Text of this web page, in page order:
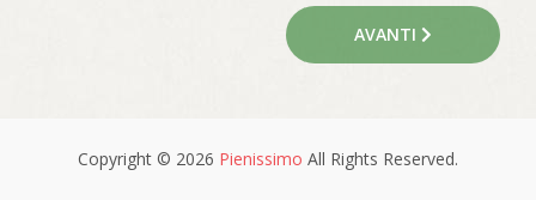
AVANTI
Copyright © 2026 Pienissimo All Rights Reserved.